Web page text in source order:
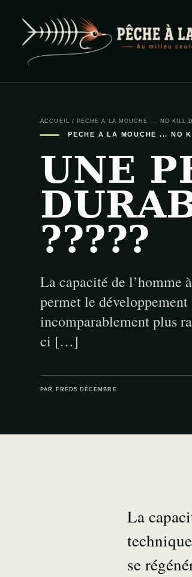
PECHE A LA
ACCUEIL / PECHE A LA MOUCHE ... NO KILL
PECHE A LA MOUCHE ... NO
UNE
?????
La capacité de l’homme
permet le
incomparablement plus
ci […]
PAR FRED 5 DÉCEMBRE
La
se